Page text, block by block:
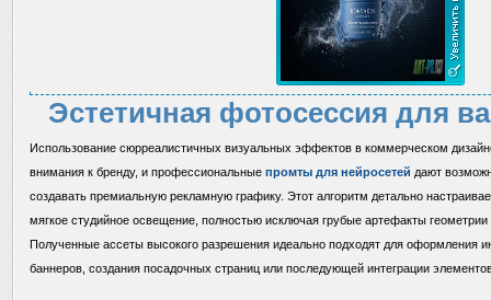
Эстетичная фотосессия для
Использование сюрреалистичных визуальных эффектов в коммерческом
внимания к бренду, и профессиональные промты для нейросетей дают
создавать премиальную рекламную графику. Этот алгоритм детально
мягкое студийное освещение, полностью исключая грубые артефакты
Полученные ассеты высокого разрешения идеально подходят для оформления
баннеров, создания посадочных страниц или последующей интеграции